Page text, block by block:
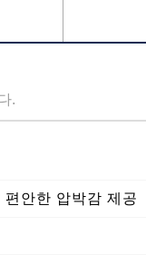
.
안한 압박감 제공